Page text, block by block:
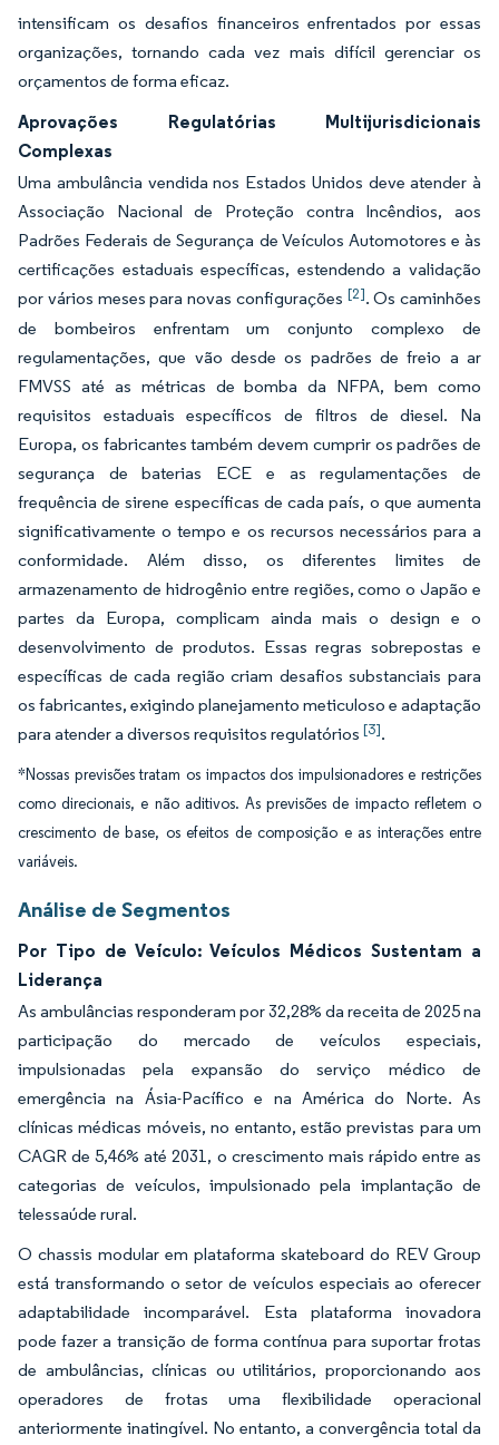
intensificam os desafios financeiros enfrentados por essas
organizações, tornando cada vez mais difícil gerenciar os
orçamentos de forma eficaz.
Aprovações Regulatórias Multijurisdicionais
Complexas
Uma ambulância vendida nos Estados Unidos deve atender à
Associação Nacional de Proteção contra Incêndios, aos
Padrões Federais de Segurança de Veículos Automotores e às
certificações estaduais específicas, estendendo a validação
por vários meses para novas configurações [2]. Os caminhões
de bombeiros enfrentam um conjunto complexo de
regulamentações, que vão desde os padrões de freio a ar
FMVSS até as métricas de bomba da NFPA, bem como
requisitos estaduais específicos de filtros de diesel. Na
Europa, os fabricantes também devem cumprir os padrões de
segurança de baterias ECE e as regulamentações de
frequência de sirene específicas de cada país, o que aumenta
significativamente o tempo e os recursos necessários para a
conformidade. Além disso, os diferentes limites de
armazenamento de hidrogênio entre regiões, como o Japão e
partes da Europa, complicam ainda mais o design e o
desenvolvimento de produtos. Essas regras sobrepostas e
específicas de cada região criam desafios substanciais para
os fabricantes, exigindo planejamento meticuloso e adaptação
para atender a diversos requisitos regulatórios [3].
*Nossas previsões tratam os impactos dos impulsionadores e restrições
como direcionais, e não aditivos. As previsões de impacto refletem o
crescimento de base, os efeitos de composição e as interações entre
variáveis.
Análise de Segmentos
Por Tipo de Veículo: Veículos Médicos Sustentam a
Liderança
As ambulâncias responderam por 32,28% da receita de 2025 na
participação do mercado de veículos especiais,
impulsionadas pela expansão do serviço médico de
emergência na Ásia-Pacífico e na América do Norte. As
clínicas médicas móveis, no entanto, estão previstas para um
CAGR de 5,46% até 2031, o crescimento mais rápido entre as
categorias de veículos, impulsionado pela implantação de
telessaúde rural.
O chassis modular em plataforma skateboard do REV Group
está transformando o setor de veículos especiais ao oferecer
adaptabilidade incomparável. Esta plataforma inovadora
pode fazer a transição de forma contínua para suportar frotas
de ambulâncias, clínicas ou utilitários, proporcionando aos
operadores de frotas uma flexibilidade operacional
anteriormente inatingível. No entanto, a convergência total da